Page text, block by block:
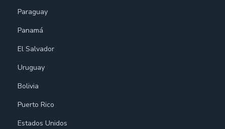
Paraguay
Panamá
El Salvador
Uruguay
Bolivia
Puerto Rico
Estados Unidos